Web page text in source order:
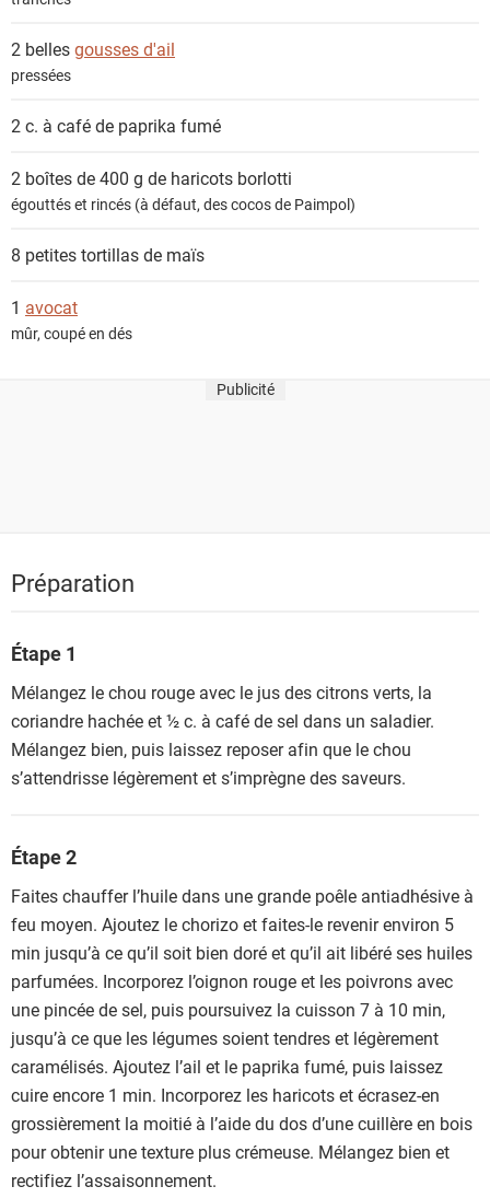
2 bellesgousses d'ail
pressées
2 c. à café de paprika fumé
2 boîtes de 400 g de haricots borlotti
égouttés et rincés (à défaut, des cocos de Paimpol)
8 petitestortillas de maïs
1 avocat
mûr, coupé en dés
Publicité
Préparation
Étape 1
Mélangez le chou rouge avec le jus des citrons verts, la
coriandre hachée et ½ c. à café de sel dans un saladier.
Mélangez bien, puis laissez reposer afin que le chou
s’attendrisse légèrement et s’imprègne des saveurs.
Étape 2
Faites chauffer l’huile dans une grande poêle antiadhésive à
feu moyen. Ajoutez le chorizo et faites-le revenir environ 5
min jusqu’à ce qu’il soit bien doré et qu’il ait libéré ses huiles
parfumées. Incorporez l’oignon rouge et les poivrons avec
une pincée de sel, puis poursuivez la cuisson 7 à 10 min,
jusqu’à ce que les légumes soient tendres et légèrement
caramélisés. Ajoutez l’ail et le paprika fumé, puis laissez
cuire encore 1 min. Incorporez les haricots et écrasez-en
grossièrement la moitié à l’aide du dos d’une cuillère en bois
pour obtenir une texture plus crémeuse. Mélangez bien et
rectifiez l’assaisonnement.